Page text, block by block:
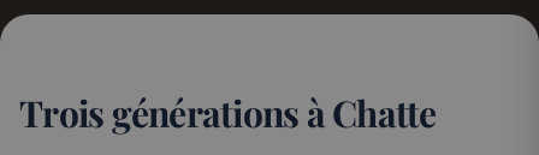
Trois générations à Chatte